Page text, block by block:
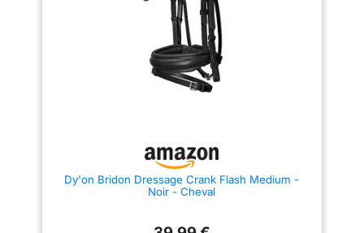
Dy'on Bridon Dressage Crank Flash Medium -
Noir - Cheval